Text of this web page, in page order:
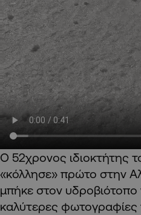
Ο 52χρονος ιδιοκτήτης
«κόλλησε» πρώτο στην
μπήκε στον υδροβιότοπο
καλύτερες φωτογραφίες